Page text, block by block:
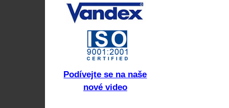
Podívejte se na naše
nové video